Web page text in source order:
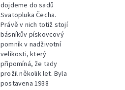
dojdeme do sadů
Svatopluka Čecha.
Právě v nich totiž stojí
básníkův pískovcový
pomník v nadživotní
velikosti, který
připomíná, že tady
prožil několik let. Byla
postavena 1938